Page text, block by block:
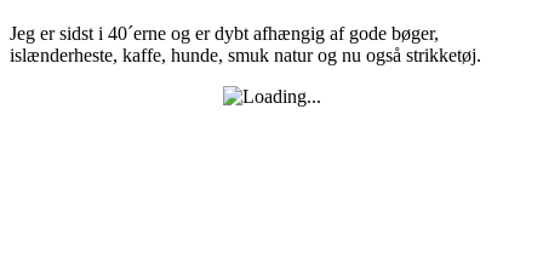
Jeg er sidst i 40´erne og er dybt afhængig af gode bøger,
islænderheste, kaffe, hunde, smuk natur og nu også strikketøj.